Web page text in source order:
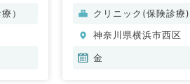
）
クリニック(保険診療)
神奈川県横浜市西区
金